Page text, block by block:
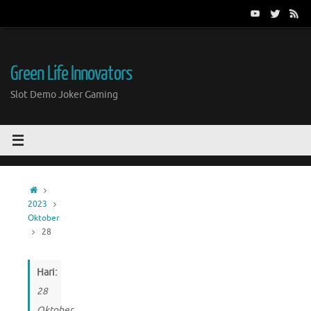
Green Life Innovators
Slot Demo Joker Gaming
Home
2023
Oktober
28
Hari:
28